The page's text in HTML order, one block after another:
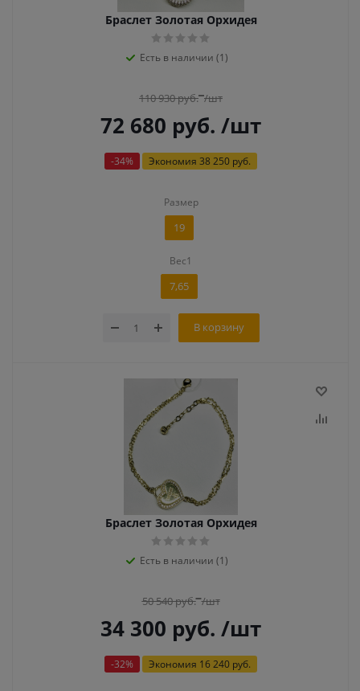
Браслет Золотая Орхидея
Есть в наличии (1)
110 930руб. /шт
72 680 руб. /шт
-34% Экономия 38 250 руб.
Размер
19
Вес1
7,65
В корзину
Браслет Золотая Орхидея
Есть в наличии (1)
50 540руб. /шт
34 300 руб. /шт
-32% Экономия 16 240 руб.